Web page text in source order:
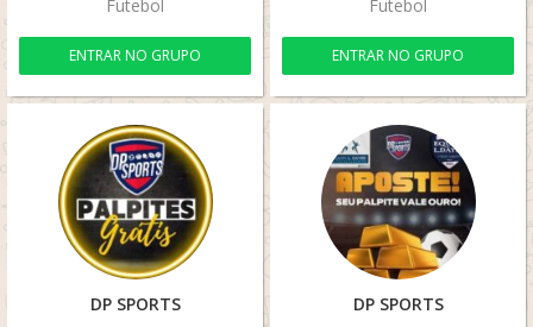
Futebol
ENTRAR NO GRUPO
Futebol
ENTRAR NO GRUPO
DP SPORTS
DP SPORTS